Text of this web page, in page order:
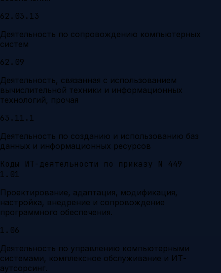
62.03.13
Деятельность по сопровождению компьютерных
систем
62.09
Деятельность, связанная с использованием
вычислительной техники и информационных
технологий, прочая
63.11.1
Деятельность по созданию и использованию баз
данных и информационных ресурсов
Коды ИТ-деятельности по приказу N 449
1.01
Проектирование, адаптация, модификация,
настройка, внедрение и сопровождение
программного обеспечения.
1.06
Деятельность по управлению компьютерными
системами, комплексное обслуживание и ИТ-
аутсорсинг.